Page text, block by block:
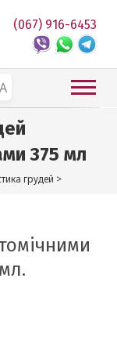
(067) 916-6453
375 мл
грудей >